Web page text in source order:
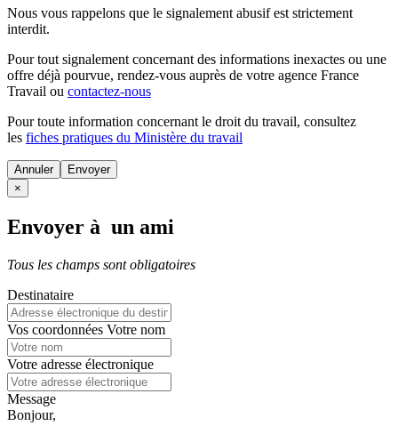
Nous vous rappelons que le signalement abusif est strictement
interdit.
Pour tout signalement concernant des informations inexactes ou une
offre déjà pourvue, rendez-vous auprès de votre agence France
Travail ou contactez-nous
Pour toute information concernant le droit du travail, consultez
les fiches pratiques du Ministère du travail
Annuler
×
Envoyer à un ami
Tous les champs sont obligatoires
Destinataire
Vos coordonnées Votre nom
Votre adresse électronique
Message
Bonjour,